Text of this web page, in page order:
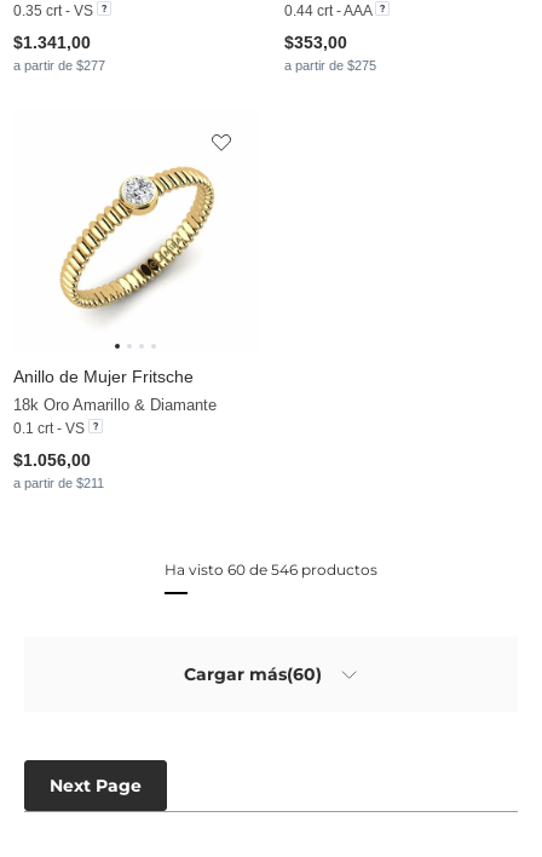
0.35 crt - VS
$1.341,00
a partir de $277
0.44 crt - AAA
$353,00
a partir de $275
Anillo de Mujer Fritsche
18k Oro Amarillo & Diamante
0.1 crt - VS
$1.056,00
a partir de $211
Ha visto 60 de 546 productos
Cargar más(60)
Next Page